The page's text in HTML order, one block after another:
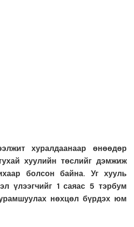
хуралдаанаар өнөөдөр
хуулийн төслийг дэмжиж
болсон байна. Уг хууль
үлээгчийг 1 саяас 5 тэрбум
нөхцөл бүрдэх юм